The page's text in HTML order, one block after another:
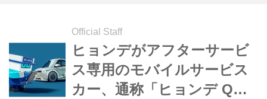
Official Staff
ヒョンデがアフターサービ
ス専用のモバイルサービス
カー、通称「ヒョンデ Qち